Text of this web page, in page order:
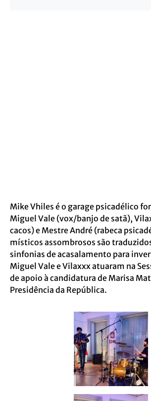
Mike Vhiles é o garage psicadélico
Miguel Vale (vox/banjo de satã),
cacos) e Mestre André (rabeca
místicos assombrosos são
sinfonias de acasalamento para
Miguel Vale e Vilaxxx atuaram na
de apoio à candidatura de Marisa
Presidência da República.